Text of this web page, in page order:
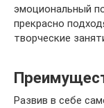
эмоциональный
прекрасно
творческие
Развив в себе